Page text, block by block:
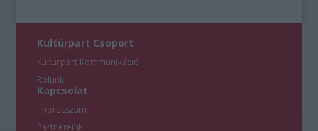
Kultúrpart Csoport
Kultúrpart Kommunikáció
Rólunk
Kapcsolat
Impresszum
Partnereink